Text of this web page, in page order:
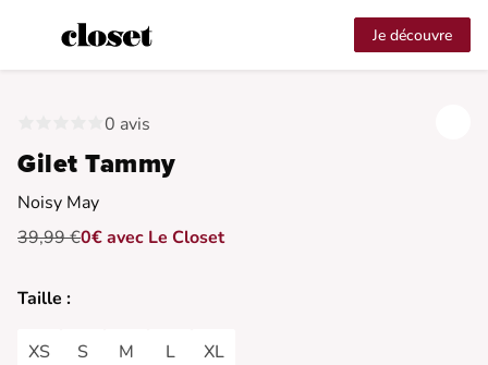
Je découvre
0 avis
Gilet Tammy
Noisy May
39,99 €0€ avec Le Closet
Taille :
XS S M L XL